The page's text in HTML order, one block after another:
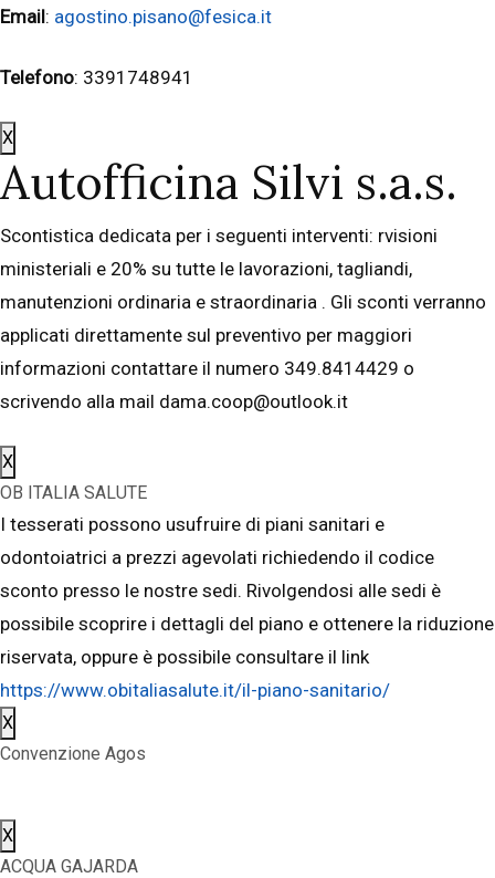
Email: agostino.pisano@fesica.it
Telefono: 3391748941
X
Autofficina Silvi s.a.s.
Scontistica dedicata per i seguenti interventi: rvisioni
ministeriali e 20% su tutte le lavorazioni, tagliandi,
manutenzioni ordinaria e straordinaria . Gli sconti verranno
applicati direttamente sul preventivo per maggiori
informazioni contattare il numero 349.8414429 o
scrivendo alla mail dama.coop@outlook.it
X
OB ITALIA SALUTE
I tesserati possono usufruire di piani sanitari e
odontoiatrici a prezzi agevolati richiedendo il codice
sconto presso le nostre sedi. Rivolgendosi alle sedi è
possibile scoprire i dettagli del piano e ottenere la riduzione
riservata, oppure è possibile consultare il link
https://www.obitaliasalute.it/il-piano-sanitario/
X
Convenzione Agos
X
ACQUA GAJARDA